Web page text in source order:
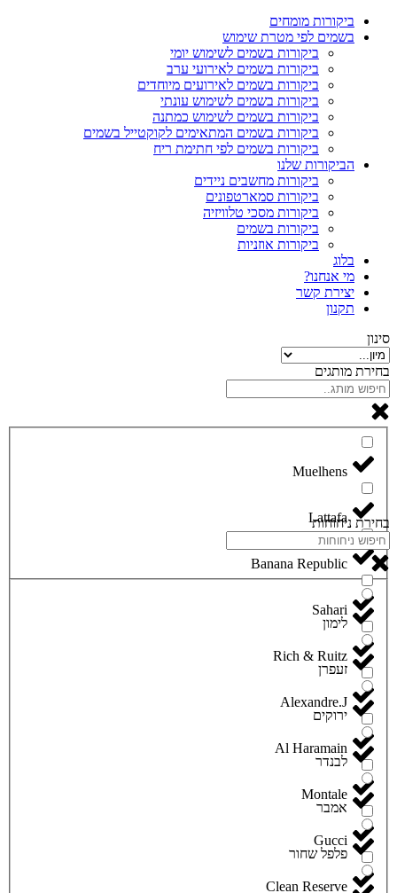
ביקורות מומחים
בשמים לפי מטרת שימוש
ביקורות בשמים לשימוש יומי
ביקורות בשמים לאירועי ערב
ביקורות בשמים לאירועים מיוחדים
ביקורות בשמים לשימוש עונתי
ביקורות בשמים לשימוש כמתנה
ביקורות בשמים המתאימים לקוקטייל בשמים
ביקורות בשמים לפי חתימת ריח
הביקורות שלנו
ביקורות מחשבים ניידים
ביקורות סמארטפונים
ביקורות מסכי טלוויזיה
ביקורות בשמים
ביקורות אוזניות
בלוג
מי אנחנו?
יצירת קשר
תקנון
סינון
בחירת מותגים
Lattafa
Banana Republic
Sahari
Rich & Ruitz
Alexandre.J
Al Haramain
Montale
Gucci
Clean Reserve
בחירת ניחוחות
לימון
זעפרן
ירוקים
לבנדר
אמבר
פלפל שחור